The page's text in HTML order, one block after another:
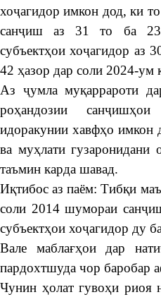
хоҷагидор имкон дод, ки
санҷиш аз 31 то ба 23
субъектҳои хоҷагидор аз
42 ҳазор дар соли 2024-ум
Аз ҷумла муқаррароти
роҳандозии
идоракунии хавфҳо имкон
ва муҳлати гузаронидани
таъмин карда шавад.
Иқтибос аз паём: Тибқи
соли 2014 шумораи
субъектҳои хоҷагидор ду
Вале маблағҳои дар
пардохтшуда чор баробар
Чунин ҳолат гувоҳи риоя